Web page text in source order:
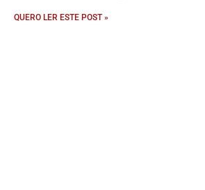
QUERO LER ESTE POST »